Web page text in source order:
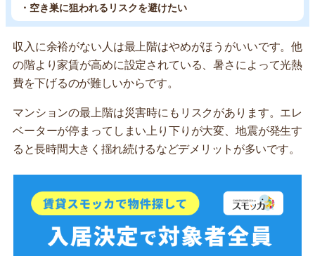
・空き巣に狙われるリスクを避けたい
収入に余裕がない人は最上階はやめがほうがいいです。他
の階より家賃が高めに設定されている、暑さによって光熱
費を下げるのが難しいからです。
マンションの最上階は災害時にもリスクがあります。エレ
ベーターが停まってしまい上り下りが大変、地震が発生す
ると長時間大きく揺れ続けるなどデメリットが多いです。